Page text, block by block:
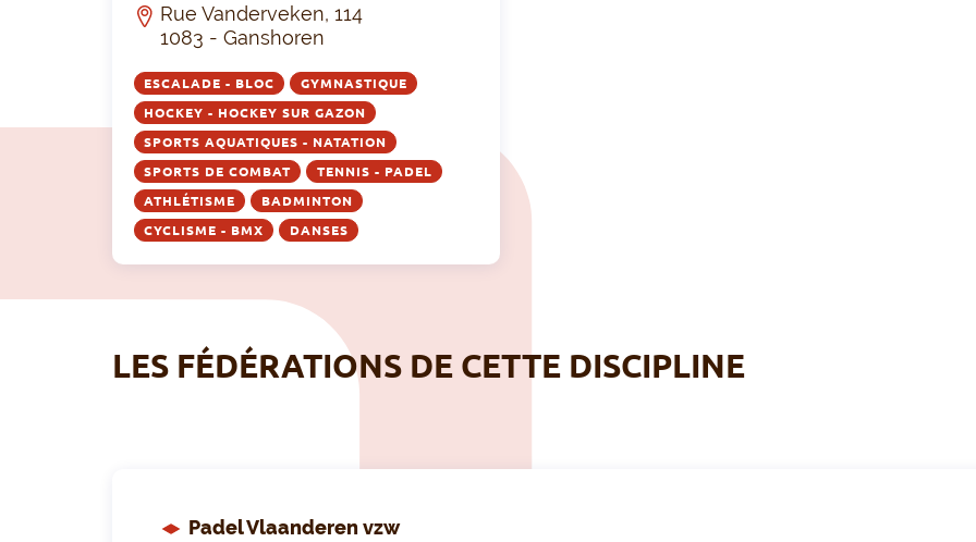
Rue Vanderveken, 114
1083 - Ganshoren
ESCALADE - BLOC GYMNASTIQUE
HOCKEY - HOCKEY SUR GAZON
SPORTS AQUATIQUES - NATATION
SPORTS DE COMBAT TENNIS - PADEL
ATHLÉTISME BADMINTON
CYCLISME - BMX DANSES
LES FÉDÉRATIONS DE CETTE DISCIPLINE
Padel Vlaanderen vzw